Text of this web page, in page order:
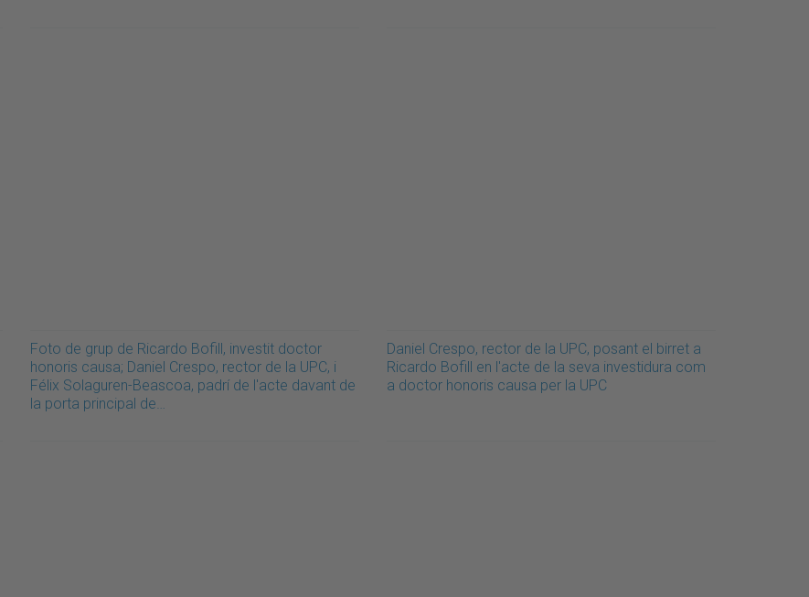
Foto de grup de Ricardo Bofill, investit doctor
honoris causa; Daniel Crespo, rector de la UPC, i
Félix Solaguren-Beascoa, padrí de l'acte davant de
la porta principal de…
Daniel Crespo, rector de la UPC, posant el birret a
Ricardo Bofill en l'acte de la seva investidura com
a doctor honoris causa per la UPC